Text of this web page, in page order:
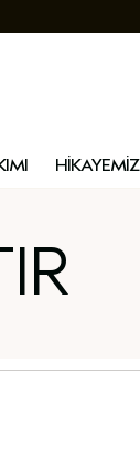
HİKAYEMİZ